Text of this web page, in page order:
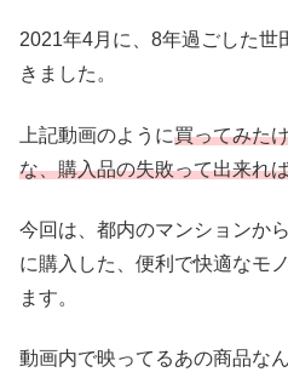
2021年4月に、8年過ごした世
きました。
上記動画のように買ってみた
な、購入品の失敗って出来れ
今回は、都内のマンションか
に購入した、便利で快適なモ
ます。
動画内で映ってるあの商品な